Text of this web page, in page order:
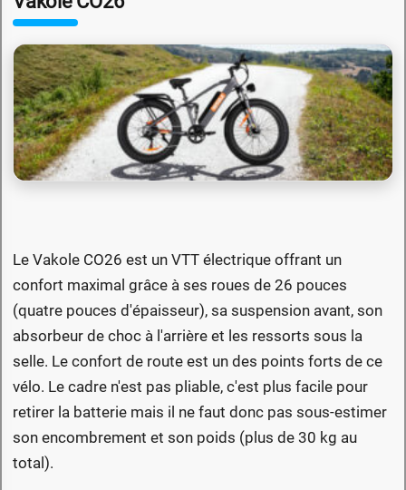
Le Vakole CO26 est un VTT électrique offrant un
confort maximal grâce à ses roues de 26 pouces
(quatre pouces d'épaisseur), sa suspension avant, son
absorbeur de choc à l'arrière et les ressorts sous la
selle. Le confort de route est un des points forts de ce
vélo. Le cadre n'est pas pliable, c'est plus facile pour
retirer la batterie mais il ne faut donc pas sous-estimer
son encombrement et son poids (plus de 30 kg au
total).